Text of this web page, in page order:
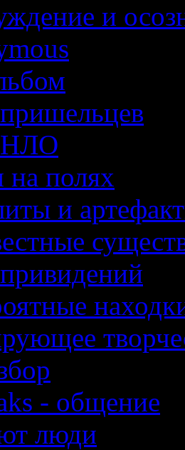
и
НЛО
на полях
и
- общение
люди